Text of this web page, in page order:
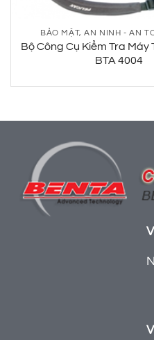
BẢO MẬT, AN NINH - AN
Bộ Công Cụ Kiểm Tra Máy
BTA 4004